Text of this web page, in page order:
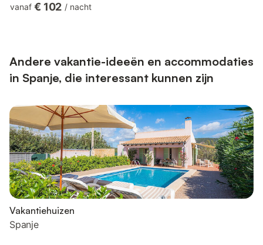
van 16:00 tot 18:00 van 2 september naar 31 december -
0...
vanaf € 102 / nacht
Andere vakantie-ideeën en accommodaties
in Spanje, die interessant kunnen zijn
Vakantiehuizen
Spanje